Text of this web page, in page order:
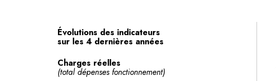
Évolutions des indicateurs
sur les 4 dernières années
Charges réelles
(total dépenses fonctionnement)